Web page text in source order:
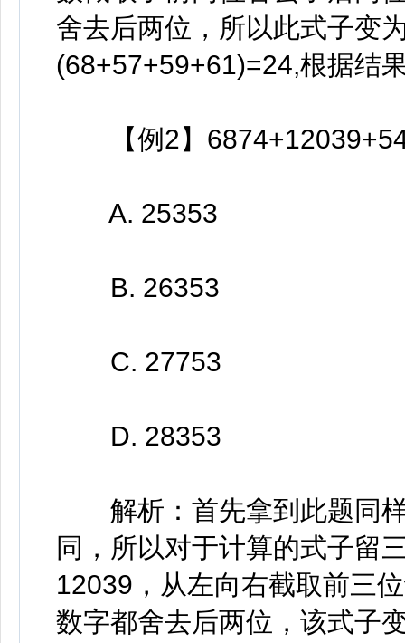
舍去后两位，所以此式子变
(68+57+59+61)=24,根据结
【例2】
A. 25353
B. 26353
C. 27753
D. 28353
解析：首先拿到此题同样
同，所以对于计算的式子留
12039，从左向右截取前三
数字都舍去后两位，该式子